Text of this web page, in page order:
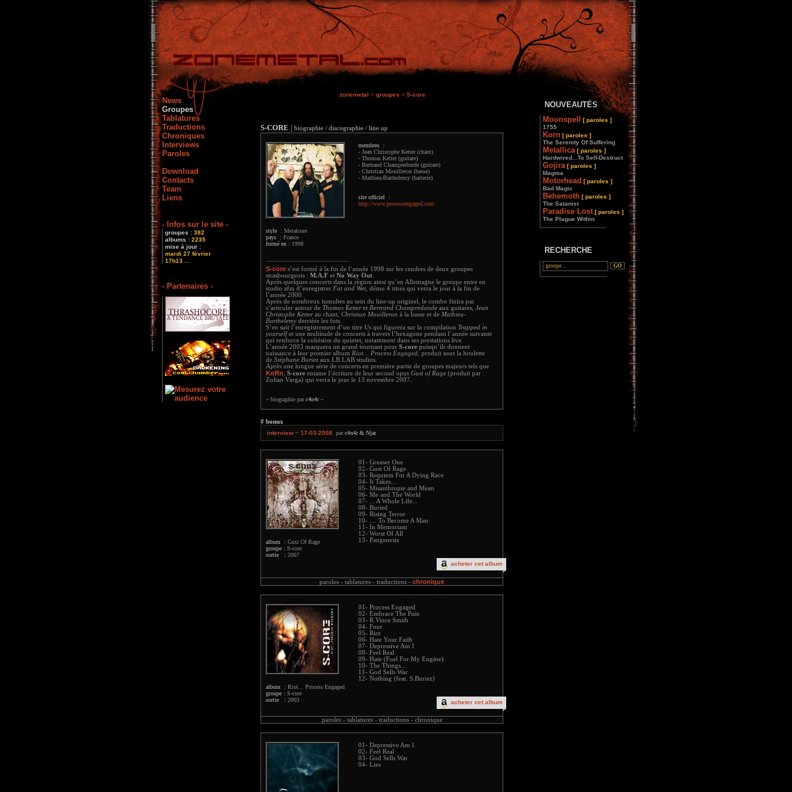
News
Groupes
Tablatures
Traductions
Chroniques
Interviews
Paroles
Download
Contacts
Team
Liens
- Infos sur le site -
groupes : 382
albums : 2235
mise à jour :
mardi 27 février
17h13 ...
- Partenaires -
zonemetal > groupes > S-core
S-CORE | biographie / discographie / line up
style : Metalcore
pays : France
formé en : 1998
membres :
- Jean Christophe Ketter (chant)
- Thomas Ketter (guitare)
- Bertrand Champredonde (guitare)
- Christian Mouilleron (basse)
- Mathieu-Barthelemy (batterie)
site officiel :
http://www.processengaged.com
S-core s’est formé à la fin de l’année 1998 sur les cendres de deux groupes
strasbourgeois : M.A.F et No Way Out
Après quelques concerts dans la région ainsi qu’en Allemagne le groupe entre en
studio afin d’enregistrer Fat and Wet , démo 4 titres qui verra le jour à la fin de
l’année 2000.
Après de nombreux tumultes au sein du line-up originel, le combo finira par
s’articuler autour de Thomas Ketteret Bertrand Champredonde aux guitares, Jean
Christophe Ketterau chant, Christian Mouilleron à la basse et de Mathieu-
Barthelemy derrière les futs.
S’en suit l’enregistrement d’un titre Us qui figurera sur la compilation Trapped in
yourselfet une multitude de concerts à travers l’hexagone pendant l’année suivante
qui renforce la cohésion du quintet, notamment dans ses prestations live.
L’année 2003 marquera un grand tournant pour S-core puisqu’ils donnent
naissance à leur premier album Riot… Process Engaged , produit sous la houlette
de Stéphane Buriez aux LB LAB studios.
Après une longue série de concerts en première partie de groupes majeurs tels que
KoRn S-core entame l’écriture de leur second opus Gust of Rage (produit par
Zoltan Varga) qui verra le jour le 13 novembre 2007.
~ biographie parc4n4r~
# bonux
interview ~ 17-03-2008 parc4n4r & Njar
acheter cet album
album : Gust Of Rage
groupe : S-core
sortie : 2007
01- Greaser One
02- Gust Of Rage
03- Requiem For A Dying Race
04- It Takes...
05- Misanthropie and Mean
06- Me and The World
07- ... A Whole Life...
08- Buried
09- Rising Terror
10- .... To Become A Man
11- In Memoriam
12- Worst Of All
13- Pangenesis
paroles - tablatures - traductions - chronique
acheter cet album
album : Riot... Process Engaged
groupe : S-core
sortie : 2003
01- Process Engaged
02- Embrace The Pain
03- R.Vince Smith
04- Four
05- Riot
06- Hate Your Faith
07- Depressive Am I
08- Feel Real
09- Hate (Fuel For My Engine)
10- The Things...
11- God Sells War
12- Nothing (feat. S.Buriez)
paroles - tablatures - traductions - chronique
01- Depressive Am I
02- Feel Real
03- God Sells War
04- Lies
NOUVEAUTÉS
Moonspell
[ paroles ]
1755
Korn [ paroles ]
The Serenity Of Suffering
Metallica [ paroles ]
Hardwired...To Self-Destruct
Gojira [ paroles ]
Magma
Motorhead [ paroles ]
Bad Magic
Behemoth [ paroles ]
The Satanist
Paradise Lost [ paroles ]
The Plague Within
________________
RECHERCHE
________________